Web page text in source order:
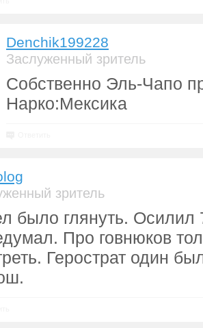
Denchik199228
Заслуженный зритель
Собственно Эль-Чапо
Нарко:Мексика
зритель
было глянуть. Осилил
Про говнюков
Герострат один